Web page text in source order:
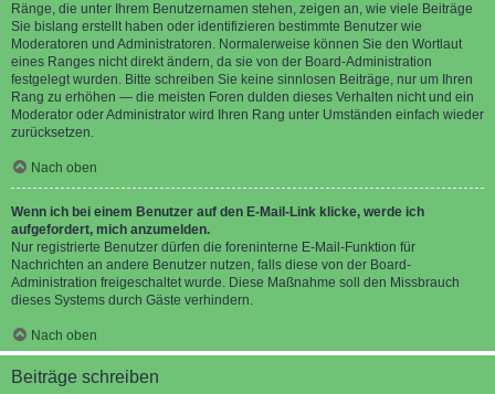
Ränge, die unter Ihrem Benutzernamen stehen, zeigen an, wie viele Beiträge
Sie bislang erstellt haben oder identifizieren bestimmte Benutzer wie
Moderatoren und Administratoren. Normalerweise können Sie den Wortlaut
eines Ranges nicht direkt ändern, da sie von der Board-Administration
festgelegt wurden. Bitte schreiben Sie keine sinnlosen Beiträge, nur um Ihren
Rang zu erhöhen — die meisten Foren dulden dieses Verhalten nicht und ein
Moderator oder Administrator wird Ihren Rang unter Umständen einfach wieder
zurücksetzen.
Nach oben
Wenn ich bei einem Benutzer auf den E-Mail-Link klicke, werde ich
aufgefordert, mich anzumelden.
Nur registrierte Benutzer dürfen die foreninterne E-Mail-Funktion für
Nachrichten an andere Benutzer nutzen, falls diese von der Board-
Administration freigeschaltet wurde. Diese Maßnahme soll den Missbrauch
dieses Systems durch Gäste verhindern.
Nach oben
Beiträge schreiben